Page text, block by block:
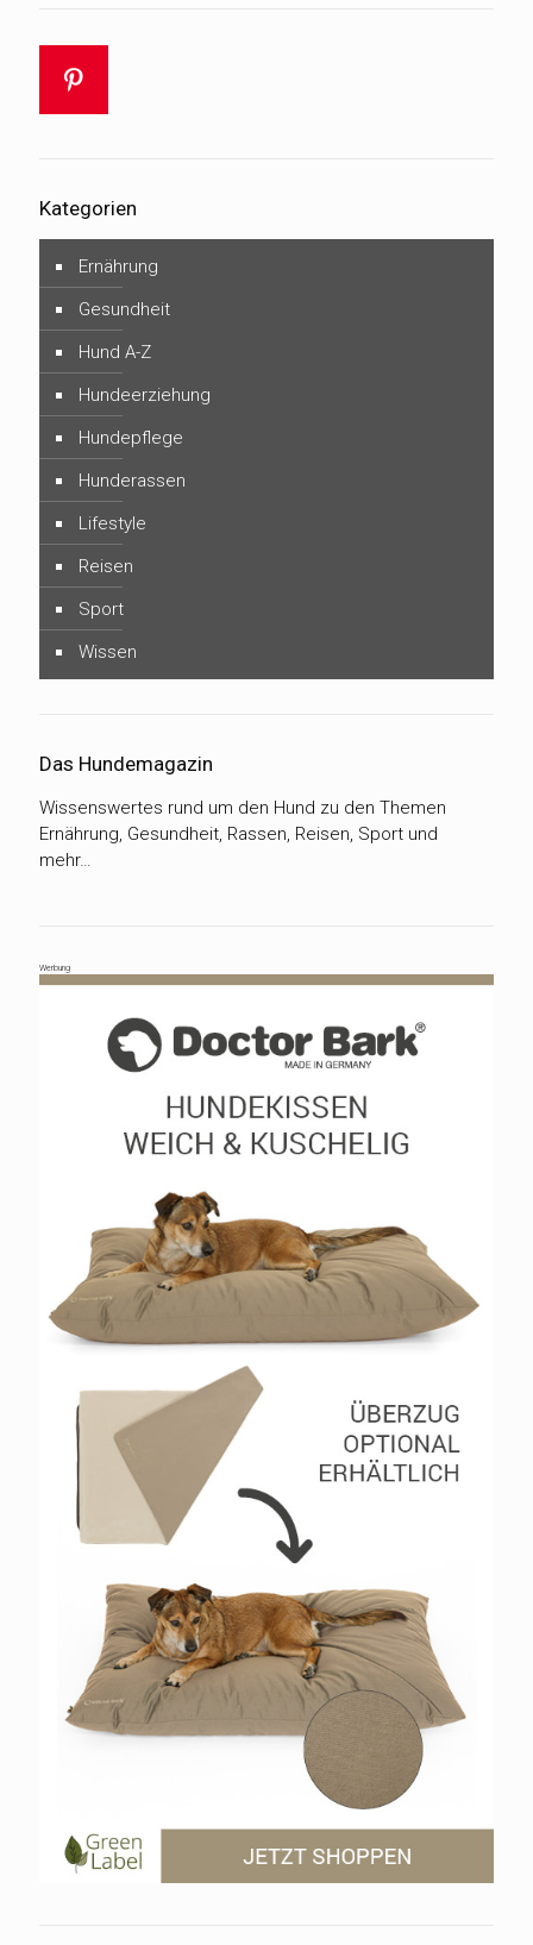
Kategorien
Ernährung
Gesundheit
Hund A-Z
Hundeerziehung
Hundepflege
Hunderassen
Lifestyle
Reisen
Sport
Wissen
Das Hundemagazin
Wissenswertes rund um den Hund zu den Themen
Ernährung, Gesundheit, Rassen, Reisen, Sport und
mehr…
Werbung